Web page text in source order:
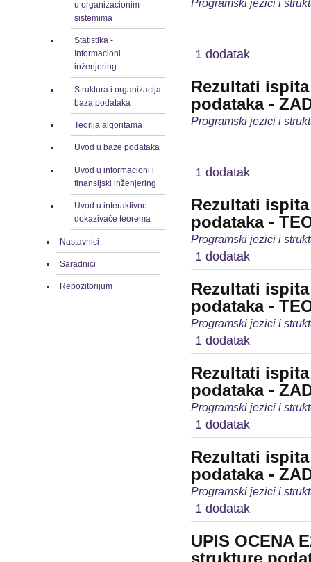
u organizacionim
sistemima
Statistika -
Informacioni
inženjering
Struktura i organizacija
baza podataka
Teorija algoritama
Uvod u baze podataka
Uvod u informacioni i
finansijski inženjering
Uvod u interaktivne
dokazivače teorema
Nastavnici
Saradnici
Repozitorijum
Programski jezici i
1 dodatak
Rezultati
podataka -
Programski jezici i
1 dodatak
Rezultati
podataka -
Programski jezici i
1 dodatak
Rezultati
podataka -
Programski jezici i
1 dodatak
Rezultati
podataka -
Programski jezici i
1 dodatak
Rezultati
podataka -
Programski jezici i
1 dodatak
UPIS OCENA
strukture